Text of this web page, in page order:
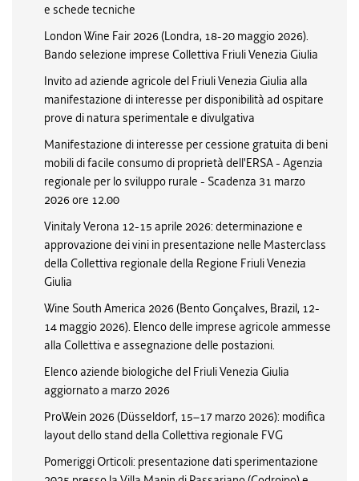
e schede tecniche
London Wine Fair 2026 (Londra, 18-20 maggio 2026).
Bando selezione imprese Collettiva Friuli Venezia Giulia
Invito ad aziende agricole del Friuli Venezia Giulia alla
manifestazione di interesse per disponibilità ad ospitare
prove di natura sperimentale e divulgativa
Manifestazione di interesse per cessione gratuita di beni
mobili di facile consumo di proprietà dell'ERSA - Agenzia
regionale per lo sviluppo rurale - Scadenza 31 marzo
2026 ore 12.00
Vinitaly Verona 12-15 aprile 2026: determinazione e
approvazione dei vini in presentazione nelle Masterclass
della Collettiva regionale della Regione Friuli Venezia
Giulia
Wine South America 2026 (Bento Gonçalves, Brazil, 12-
14 maggio 2026). Elenco delle imprese agricole ammesse
alla Collettiva e assegnazione delle postazioni.
Elenco aziende biologiche del Friuli Venezia Giulia
aggiornato a marzo 2026
ProWein 2026 (Düsseldorf, 15–17 marzo 2026): modifica
layout dello stand della Collettiva regionale FVG
Pomeriggi Orticoli: presentazione dati sperimentazione